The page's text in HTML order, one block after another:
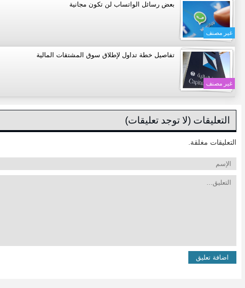
غير مصنف
بعض رسائل الواتساب لن تكون مجانية
غير مصنف
تفاصيل خطة تداول لإطلاق سوق المشتقات المالية
التعليقات (لا توجد تعليقات)
التعليقات مغلقة.